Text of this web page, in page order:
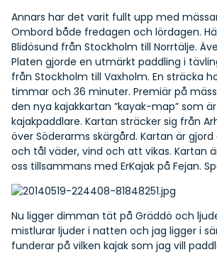
Annars har det varit fullt upp med
Ombord både fredagen och lördagen.
Blidösund från Stockholm till Norrtälje.
Platen gjorde en utmärkt paddling i
från Stockholm till Vaxholm. En sträcka
timmar och 36 minuter. Premiär på
den nya kajakkartan ”kayak-map” som
kajakpaddlare. Kartan sträcker sig från
över Söderarms skärgård. Kartan är
och tål väder, vind och att vikas. Kartan
oss tillsammans med ErKajak på Fejan.
Nu ligger dimman tät på Gräddö och
mistlurar ljuder i natten och jag ligger i
funderar på vilken kajak som jag vill